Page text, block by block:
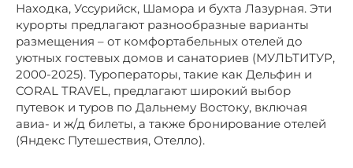
Находка, Уссурийск, Шамора и бухта Лазурная. Эти
курорты предлагают разнообразные варианты
размещения – от комфортабельных отелей до
уютных гостевых домов и санаториев (МУЛЬТИТУР,
2000-2025). Туроператоры, такие как Дельфин и
CORAL TRAVEL, предлагают широкий выбор
путевок и туров по Дальнему Востоку, включая
авиа- и ж/д билеты, а также бронирование отелей
(Яндекс Путешествия, Отелло).